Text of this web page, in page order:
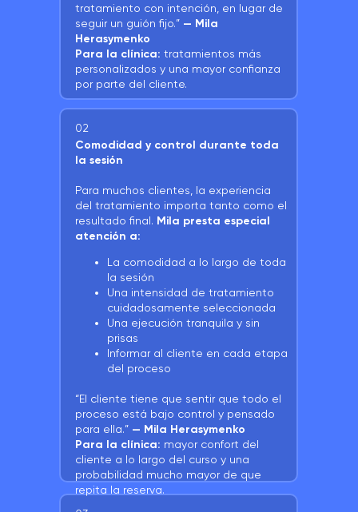
tratamiento con intención, en lugar de
seguir un guión fijo.” — Mila
Herasymenko
Para la clínica: tratamientos más
personalizados y una mayor confianza
por parte del cliente.
Comodidad y control durante toda
la sesión
Para muchos clientes, la experiencia
del tratamiento importa tanto como el
resultado final. Mila presta especial
atención a:
La comodidad a lo largo de toda
la sesión
Una intensidad de tratamiento
cuidadosamente seleccionada
Una ejecución tranquila y sin
prisas
Informar al cliente en cada etapa
del proceso
“El cliente tiene que sentir que todo el
proceso está bajo control y pensado
para ella.” — Mila Herasymenko
Para la clínica: mayor confort del
cliente a lo largo del curso y una
probabilidad mucho mayor de que
repita la reserva.
02